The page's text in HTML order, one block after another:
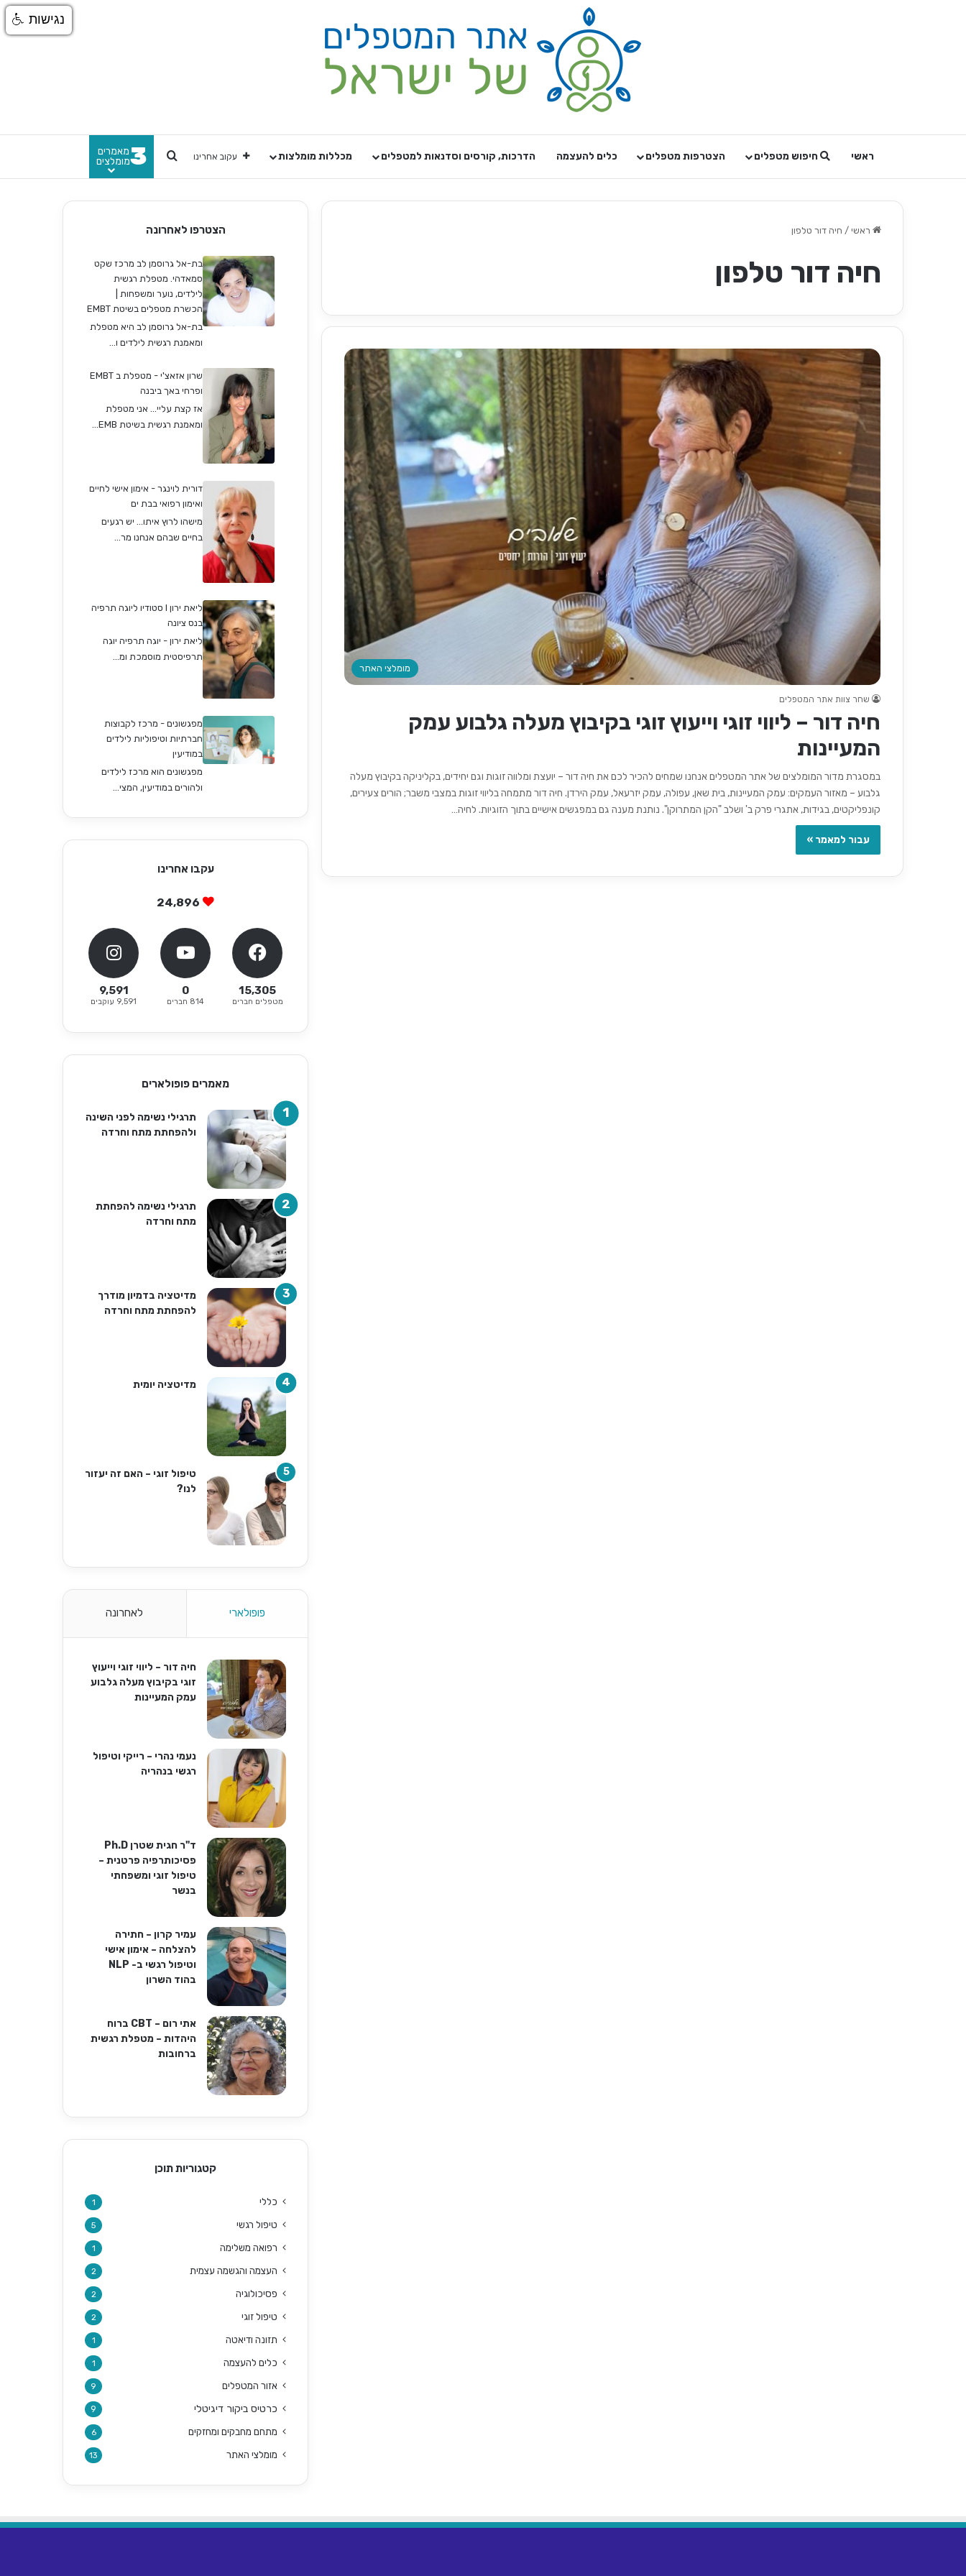
ראשי חיפוש מטפלים הצטרפות מטפלים כלים להעצמה הדרכות, קורסים וסדנאות למטפלים מכללות מומלצות עקוב אחרינו חפש3מאמרים
מומלצים
ראשי / חיה דור טלפון
חיה דור טלפון
מומלצי האתר
שחר צוות אתר המטפלים
חיה דור – ליווי זוגי וייעוץ זוגי בקיבוץ מעלה גלבוע עמק
המעיינות
במסגרת מדור המומלצים של אתר המטפלים אנחנו שמחים להכיר לכם את חיה דור – יועצת ומלווה זוגות וגם יחידים, בקליניקה בקיבוץ מעלה
גלבוע – מאזור העמקים: עמק המעיינות, בית שאן, עפולה, עמק יזרעאל, עמק הירדן. חיה דור מתמחה בליווי זוגות במצבי משבר; הורים צעירים,
קונפליקטים, בגידות, אתגרי פרק ב' ושלב "הקן המתרוקן". נותנת מענה גם במפגשים אישיים בתוך הזוגיות. לחיה…
עבור למאמר »
הצטרפו לאחרונה
בת-אל גרוסמן לב מרכז שקט
סמאדהי. מטפלת רגשית
לילדים, נוער ומשפחות |
הכשרת מטפלים בשיטת EMBT
בת-אל גרוסמן לב היא מטפלת
ומאמנת רגשית לילדים ו...
שרון אזאצ'י - מטפלת ב EMBT
ופרחי באך ביבנה
אז קצת עליי... אני מטפלת
ומאמנת רגשית בשיטת EMB...
דורית לוינגר - אימון אישי לחיים
ואימון רפואי בבת ים
מישהו לרוץ איתו... יש רגעים
בחיים שבהם אנחנו מר...
ליאת ירון I סטודיו ליוגה תרפיה
בנס ציונה
ליאת ירון - יוגה תרפיה יוגה
תרפיסטית מוסמכת ומ...
מפגשונים - מרכז לקבוצות
חברתיות וטיפוליות לילדים
במודיעין
מפגשונים הוא מרכז לילדים
ולהורים במודיעין, המצי...
עקבו אחרינו
24,896
15,305
מטפלים חברים
0
814 חברים
9,591
9,591 עוקבים
מאמרים פופולארים
תרגילי נשימה לפני השינה
ולהפחתת מתח וחרדה
תרגילי נשימה להפחתת
מתח וחרדה
מדיטציה בדמיון מודרך
להפחתת מתח וחרדה
מדיטציה יומית
טיפול זוגי – האם זה יעזור
לנו?
פופולארי לאחרונה
חיה דור – ליווי זוגי וייעוץ
זוגי בקיבוץ מעלה גלבוע
עמק המעיינות
נעמי נהרי – רייקי וטיפול
רגשי בנהריה
ד"ר חגית שטרן Ph.D
פסיכותרפיה פרטנית –
טיפול זוגי ומשפחתי
בנשר
עמיר קרון – חתירה
להצלחה – אימון אישי
וטיפול רגשי ב- NLP
בהוד השרון
אתי רום – CBT ברוח
היהדות – מטפלת רגשית
ברחובות
קטגוריות תוכן
כללי 1
טיפול רגשי 5
רפואה משלימה 1
העצמה והגשמה עצמית 2
פסיכולוגיה 2
טיפול זוגי 2
תזונה ודיאטה 1
כלים להעצמה 1
אזור המטפלים 9
כרטיס ביקור דיגיטלי 9
מתחם מחבקים ומחזקים 6
מומלצי האתר 13
נגישות